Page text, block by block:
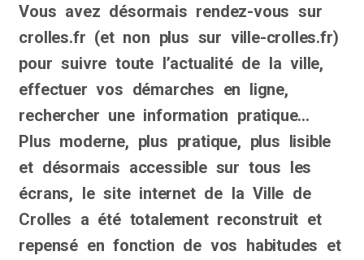
Vous avez désormais rendez-vous sur
crolles.fr (et non plus sur ville-crolles.fr)
pour suivre toute l’actualité de la ville,
effectuer vos démarches en ligne,
rechercher une information pratique…
Plus moderne, plus pratique, plus lisible
et désormais accessible sur tous les
écrans, le site internet de la Ville de
Crolles a été totalement reconstruit et
repensé en fonction de vos habitudes et